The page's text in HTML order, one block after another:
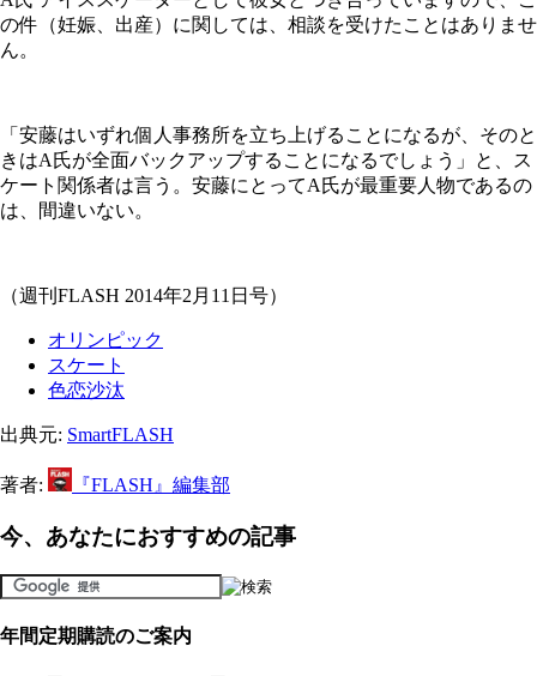
の件（妊娠、出産）に関しては、相談を受けたことはありませ
ん。
「安藤はいずれ個人事務所を立ち上げることになるが、そのと
きはA氏が全面バックアップすることになるでしょう」と、ス
ケート関係者は言う。安藤にとってA氏が最重要人物であるの
は、間違いない。
（週刊FLASH 2014年2月11日号）
オリンピック
スケート
色恋沙汰
出典元: SmartFLASH
著者: 『FLASH』編集部
今、あなたにおすすめの記事
年間定期購読のご案内